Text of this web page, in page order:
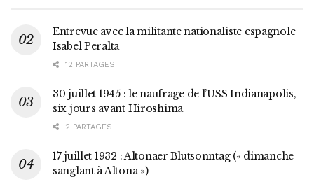
Entrevue avec la militante nationaliste espagnole
Isabel Peralta
12 PARTAGES
30 juillet 1945 : le naufrage de l’USS Indianapolis,
six jours avant Hiroshima
2 PARTAGES
17 juillet 1932 : Altonaer Blutsonntag (« dimanche
sanglant à Altona »)